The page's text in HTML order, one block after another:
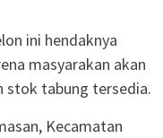
ini hendaknya
masyarakan akan
stok tabung tersedia.
Kecamatan